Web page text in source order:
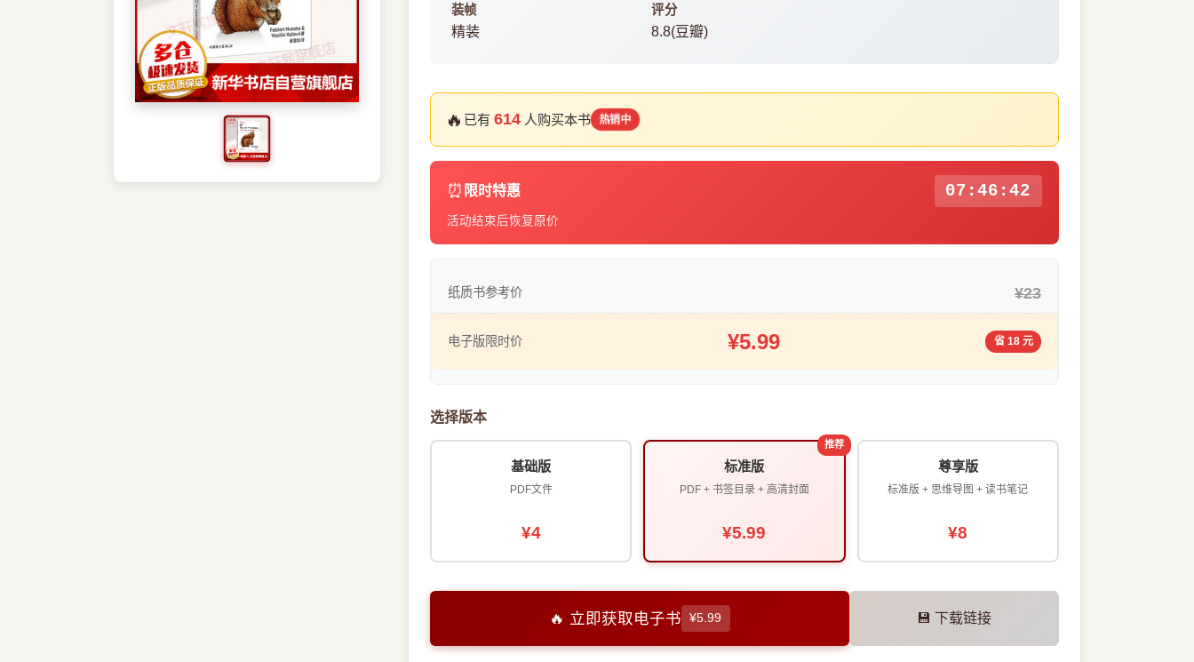
装帧
精装
评分
8.8(豆瓣)
🔥 已有 614人购买本书 热销中
⏰ 限时特惠 07:46:41
活动结束后恢复原价
纸质书参考价 ¥23
电子版限时价 ¥5.99 省 18 元
选择版本
基础版
PDF文件
¥4
推荐
标准版
PDF + 书签目录 + 高清封面
¥5.99
尊享版
标准版 + 思维导图 + 读书笔记
¥8
🔥 立即获取电子书 ¥5.99 💾 下载链接